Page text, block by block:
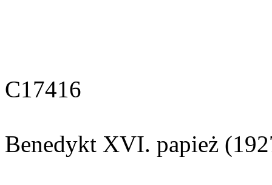
C17416
Benedykt XVI. papież